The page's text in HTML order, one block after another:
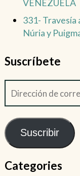
VENEZUELA
331- Travesía
Núria y
Suscríbete
Suscribir
Categories